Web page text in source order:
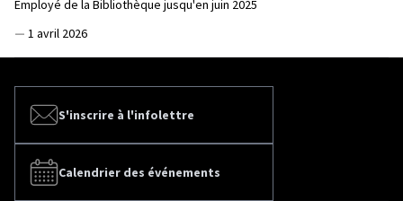
Employé de la Bibliothèque jusqu'en juin 2025
— 1 avril 2026
S'inscrire à l'infolettre
Calendrier des événements